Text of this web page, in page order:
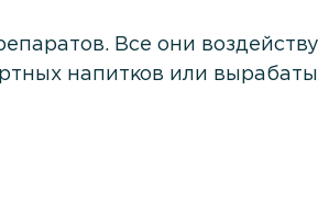
Все они
напитков или